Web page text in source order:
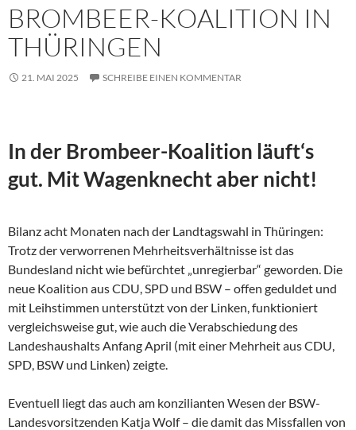
BROMBEER-KOALITION IN
THÜRINGEN
21. MAI 2025 SCHREIBE EINEN KOMMENTAR
In der Brombeer-Koalition läuft‘s
gut. Mit Wagenknecht aber nicht!
Bilanz acht Monaten nach der Landtagswahl in Thüringen:
Trotz der verworrenen Mehrheitsverhältnisse ist das
Bundesland nicht wie befürchtet „unregierbar“ geworden. Die
neue Koalition aus CDU, SPD und BSW – offen geduldet und
mit Leihstimmen unterstützt von der Linken, funktioniert
vergleichsweise gut, wie auch die Verabschiedung des
Landeshaushalts Anfang April (mit einer Mehrheit aus CDU,
SPD, BSW und Linken) zeigte.
Eventuell liegt das auch am konzilianten Wesen der BSW-
Landesvorsitzenden Katja Wolf – die damit das Missfallen von